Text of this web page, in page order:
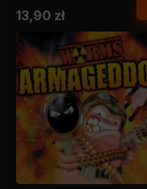
13,90 zł